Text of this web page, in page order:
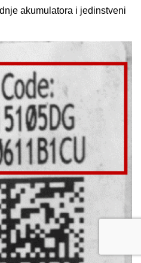
akumulatora i jedinstveni